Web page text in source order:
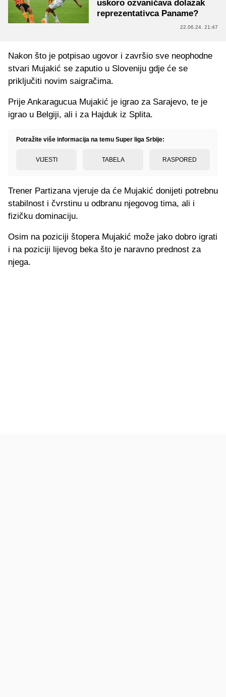
uskoro ozvaničava dolazak
reprezentativca Paname?
22.06.24. 21:47
Nakon što je potpisao ugovor i završio sve neophodne
stvari Mujakić se zaputio u Sloveniju gdje će se
priključiti novim saigračima.
Prije Ankaragucua Mujakić je igrao za Sarajevo, te je
igrao u Belgiji, ali i za Hajduk iz Splita.
Potražite više informacija na temu Super liga Srbije:
VIJESTI TABELA RASPORED
Trener Partizana vjeruje da će Mujakić donijeti potrebnu
stabilnost i čvrstinu u odbranu njegovog tima, ali i
fizičku dominaciju.
Osim na poziciji štopera Mujakić može jako dobro igrati
i na poziciji lijevog beka što je naravno prednost za
njega.